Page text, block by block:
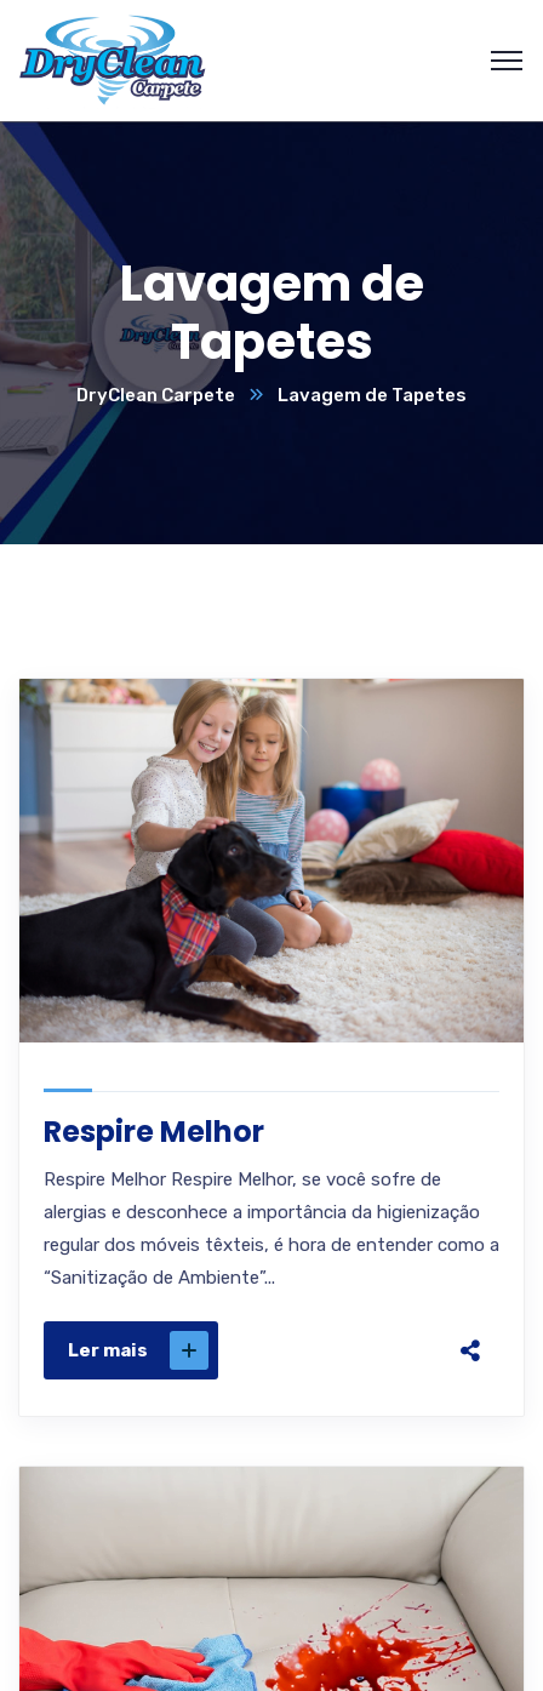
Lavagem de
Tapetes
DryClean Carpete Lavagem de Tapetes
Respire Melhor
Respire Melhor Respire Melhor, se você sofre de
alergias e desconhece a importância da higienização
regular dos móveis têxteis, é hora de entender como a
“Sanitização de Ambiente”...
Ler mais